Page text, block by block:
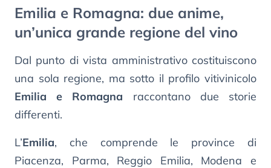
Emilia e Romagna: due anime,
un’unica grande regione del vino
Dal punto di vista amministrativo costituiscono
una sola regione, ma sotto il profilo vitivinicolo
Emilia e Romagna raccontano due storie
differenti.
L’Emilia, che comprende le province di
Piacenza, Parma, Reggio Emilia, Modena e